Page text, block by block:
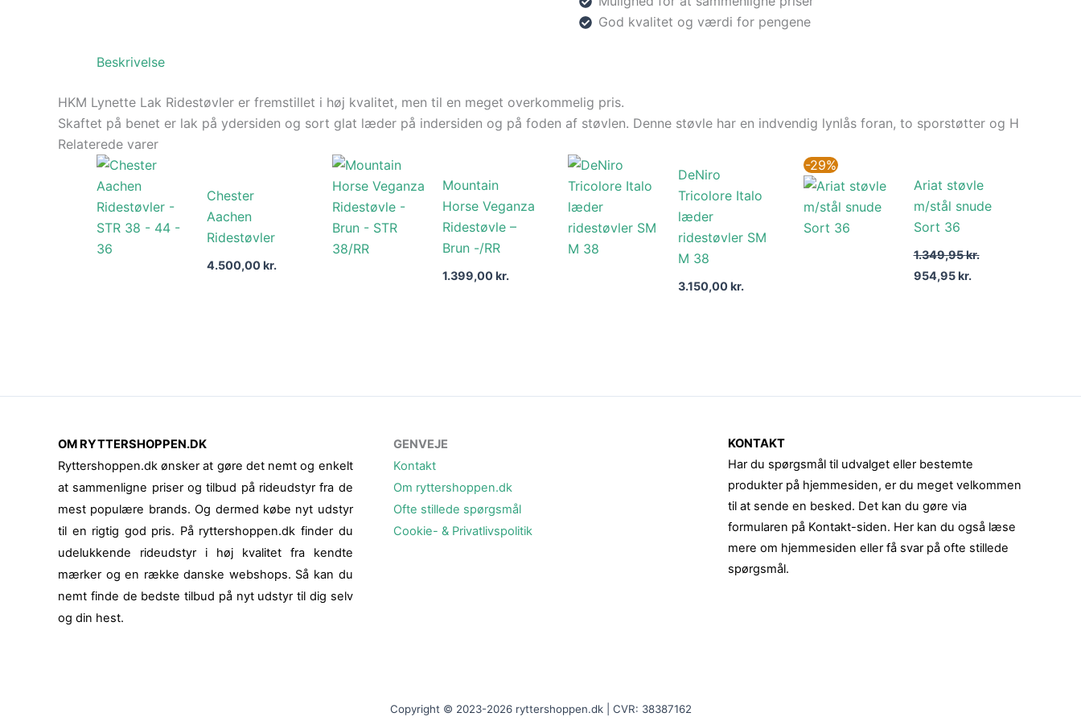
God kvalitet og værdi for pengene
Beskrivelse
HKM Lynette Lak Ridestøvler er fremstillet i høj kvalitet, men til en meget overkommelig pris.
Skaftet på benet er lak på ydersiden og sort glat læder på indersiden og på foden af støvlen. Denne støvle har en indvendig lynlås foran, to sporstøtter og H
Relaterede varer
Chester
Aachen
Ridestøvler
4.500,00kr.
Mountain
Horse Veganza
Ridestøvle –
Brun -/RR
1.399,00kr.
DeNiro
Tricolore Italo
læder
ridestøvler SM
M 38
3.150,00kr.
-29%
Ariat støvle
m/stål snude
Sort 36
1.349,95kr.
pris
var:
954,95kr.
pris
er:
OM RYTTERSHOPPEN.DK
Ryttershoppen.dk ønsker at gøre det nemt og enkelt
at sammenligne priser og tilbud på rideudstyr fra de
mest populære brands. Og dermed købe nyt udstyr
til en rigtig god pris. På ryttershoppen.dk finder du
udelukkende rideudstyr i høj kvalitet fra kendte
mærker og en række danske webshops. Så kan du
nemt finde de bedste tilbud på nyt udstyr til dig selv
og din hest.
GENVEJE
Kontakt
Om ryttershoppen.dk
Ofte stillede spørgsmål
Cookie- & Privatlivspolitik
KONTAKT
Har du spørgsmål til udvalget eller bestemte
produkter på hjemmesiden, er du meget velkommen
til at sende en besked. Det kan du gøre via
formularen på Kontakt-siden. Her kan du også læse
mere om hjemmesiden eller få svar på ofte stillede
spørgsmål.
Copyright © 2023-2026 ryttershoppen.dk | CVR: 38387162